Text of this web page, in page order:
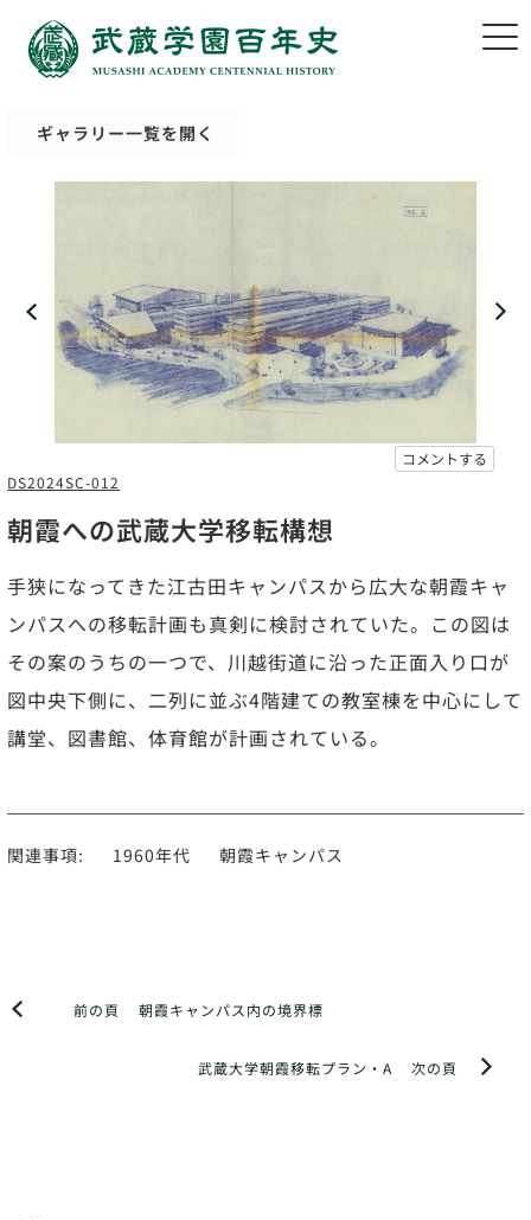
ギャラリー一覧を開く
コメントする
DS2024SC-012
朝霞への武蔵大学移転構想
手狭になってきた江古田キャンパスから広大な朝霞キャ
ンパスへの移転計画も真剣に検討されていた。この図は
その案のうちの一つで、川越街道に沿った正面入り口が
図中央下側に、二列に並ぶ4階建ての教室棟を中心にして
講堂、図書館、体育館が計画されている。
関連事項: 1960年代 朝霞キャンパス
前の頁 朝霞キャンパス内の境界標
次の頁
武蔵大学朝霞移転プラン・A